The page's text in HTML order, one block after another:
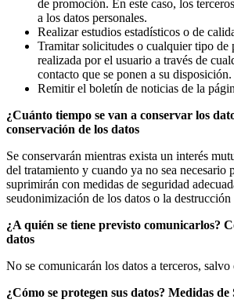
de promoción. En este caso, los
a los datos personales.
Realizar estudios estadísticos o de
Tramitar solicitudes o cualquier tipo de
realizada por el usuario a través de
contacto que se ponen a su disposición.
Remitir el boletín de noticias de la
¿Cuánto tiempo se van a conservar los
conservación de los datos
Se conservarán mientras exista un interés
del tratamiento y cuando ya no sea necesario
suprimirán con medidas de seguridad
seudonimización de los datos o la
¿A quién se tiene previsto comunicarlos?
datos
No se comunicarán los datos a terceros,
¿Cómo se protegen sus datos? Medidas de